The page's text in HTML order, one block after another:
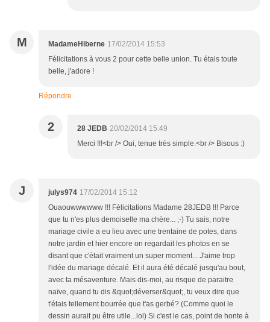
M MadameHiberne 17/02/2014 15:53
Félicitations à vous 2 pour cette belle union. Tu étais toute
belle, j'adore !
Répondre
2 28 JEDB 20/02/2014 15:49
Merci !!!<br /> Oui, tenue très simple.<br /> Bisous :)
J julys974 17/02/2014 15:12
Ouaouwwwwww !!! Félicitations Madame 28JEDB !!! Parce
que tu n'es plus demoiselle ma chère... ;-) Tu sais, notre
mariage civile a eu lieu avec une trentaine de potes, dans
notre jardin et hier encore on regardait les photos en se
disant que c'était vraiment un super moment... J'aime trop
l'idée du mariage décalé. Et il aura été décalé jusqu'au bout,
avec ta mésaventure. Mais dis-moi, au risque de paraitre
naïve, quand tu dis &quot;déverser&quot;, tu veux dire que
t'étais tellement bourrée que t'as gerbé? (Comme quoi le
dessin aurait pu être utile...lol) Si c'est le cas, point de honte à